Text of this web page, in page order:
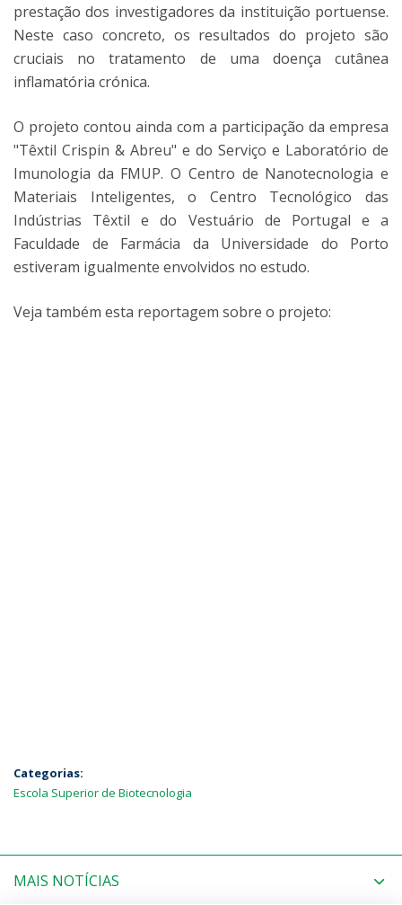
prestação dos investigadores da instituição portuense.
Neste caso concreto, os resultados do projeto são
cruciais no tratamento de uma doença cutânea
inflamatória crónica.
O projeto contou ainda com a participação da empresa
"Têxtil Crispin & Abreu" e do Serviço e Laboratório de
Imunologia da FMUP. O Centro de Nanotecnologia e
Materiais Inteligentes, o Centro Tecnológico das
Indústrias Têxtil e do Vestuário de Portugal e a
Faculdade de Farmácia da Universidade do Porto
estiveram igualmente envolvidos no estudo.
Veja também esta reportagem sobre o projeto:
Categorias:
Escola Superior de Biotecnologia
MAIS NOTÍCIAS